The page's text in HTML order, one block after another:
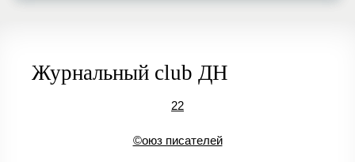
Журнальный club ДН
22
©оюз писателей